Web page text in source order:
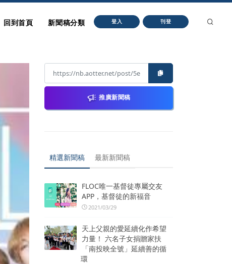
回到首頁 新聞稿分類 登入 刊登
推廣新聞稿
精選新聞稿 最新新聞稿
FLOC唯一基督徒專屬交友
APP，基督徒的新福音
2021/03/29
天上父親的愛延續化作希望
力量！ 六名子女捐贈家扶
「南投映全號」延續善的循
環